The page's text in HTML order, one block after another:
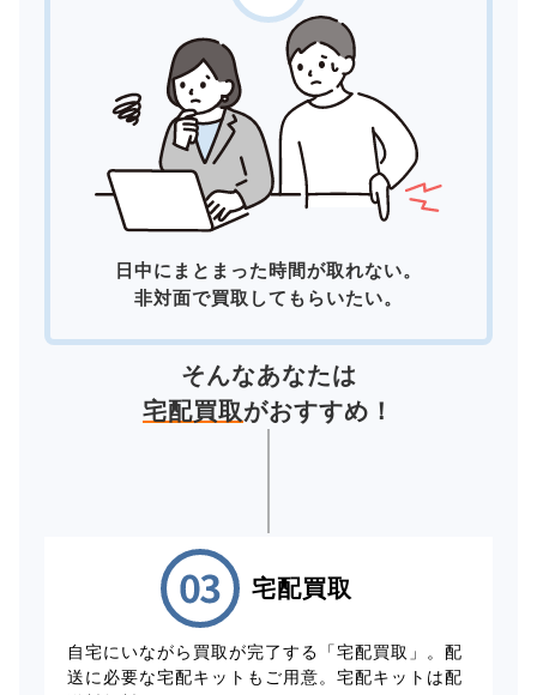
日中にまとまった時間が取れない。
非対面で買取してもらいたい。
そんなあなたは
宅配買取がおすすめ！
宅配買取
自宅にいながら買取が完了する「宅配買取」。配
送に必要な宅配キットもご用意。宅配キットは配